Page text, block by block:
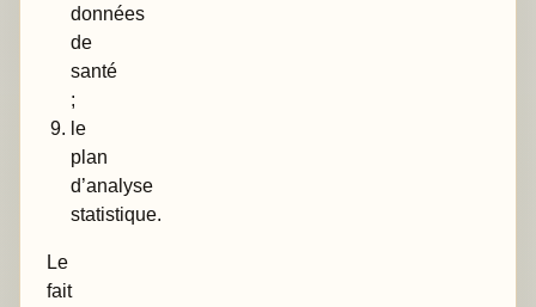
données
de
santé
;
le
plan
d’analyse
statistique.
Le
fait